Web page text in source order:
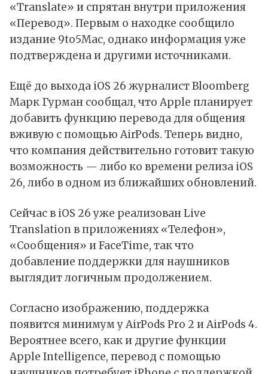
«Translate» и спрятан внутри приложения
«Перевод». Первым о находке сообщило
издание 9to5Mac, однако информация уже
подтверждена и другими источниками.
Ещё до выхода iOS 26 журналист Bloomberg
Марк Гурман сообщал, что Apple планирует
добавить функцию перевода для общения
вживую с помощью AirPods. Теперь видно,
что компания действительно готовит такую
возможность — либо ко времени релиза iOS
26, либо в одном из ближайших обновлений.
Сейчас в iOS 26 уже реализован Live
Translation в приложениях «Телефон»,
«Сообщения» и FaceTime, так что
добавление поддержки для наушников
выглядит логичным продолжением.
Согласно изображению, поддержка
появится минимум у AirPods Pro 2 и AirPods 4.
Вероятнее всего, как и другие функции
Apple Intelligence, перевод с помощью